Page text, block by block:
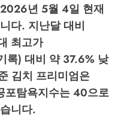
년 5월 4일 현재
다. 지난달 대비
최고가
) 대비 약 37.6% 낮
김치 프리미엄은
포탐욕지수는 40으로
니다.